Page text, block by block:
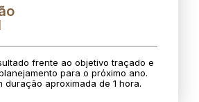
frente ao objetivo traçado e
para o próximo ano.
duração aproximada de 1 hora.